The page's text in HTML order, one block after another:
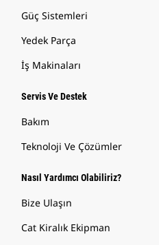
Güç Sistemleri
Yedek Parça
İş Makinaları
Servis Ve Destek
Bakım
Teknoloji Ve Çözümler
Nasıl Yardımcı Olabiliriz?
Bize Ulaşın
Cat Kiralık Ekipman